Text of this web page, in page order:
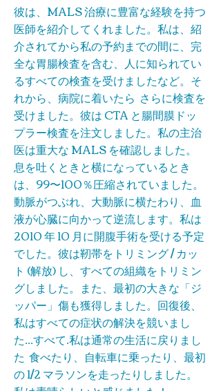
彼は、MALS 治療に豊富な経験を持つ
医師を紹介してくれました。私は、紹
介されてから私の予約までの間に、完
全な胃腸検査を含む、人に知られてい
るすべての検査を受けましたなど。そ
れから、病院に着いたら さらに検査を
受けました。彼は CTA と腸間膜ドッ
プラー検査を注文しました。私の主治
医は重大な MALS を確認しました。
息を吐くときと横になっているとき
は、99〜100％圧縮されていました。
動脈がつぶれ、大動脈に横たわり、血
液が心臓に向かって逆流します。私は
2010 年 10 月に開腹手術を受ける予定
でした。彼は靭帯をトリミング / カッ
ト (解放) し、すべての組織をトリミン
グしました。また、最初の大きな「ジ
ッパー」傷も獲得しました。回復後、
私はすべての症状の解決を競いまし
た...すべて.私は通常の生活に戻りまし
た 食べたり、自転車に乗ったり、最初
の 1/2 マラソンを走ったりしました。